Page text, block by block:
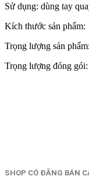
Sử dụng: dùng tay
Kích thước sản phẩm:
Trọng lượng sản
Trọng lượng đóng
SHOP CÓ ĐĂNG BÁN